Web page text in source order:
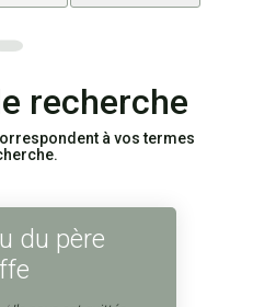
recherche
à vos termes
du père